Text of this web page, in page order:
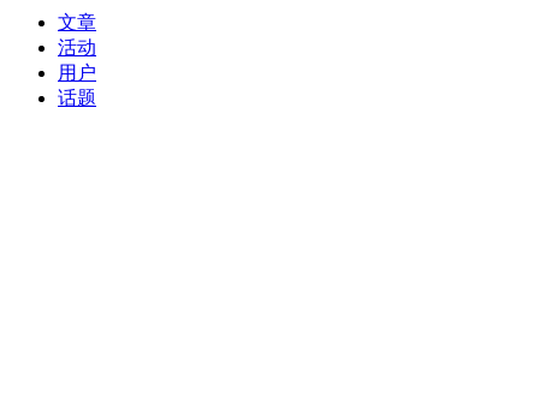
文章
活动
用户
话题